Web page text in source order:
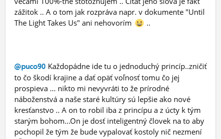
zážitok .. A o tom jak rozpráva napr. v dokumente "Until
The Light Takes Us" ani nehovorím
..
@puco90 Každopádne ide tu o jednoduchý princíp..zničiť
to čo škodí krajine a dať opäť voľnosť tomu čo jej
prospieva ... nikto mi nevyvráti to že prírodné
náboženstvá a naše staré kultúry sú lepšie ako nové
kresťanstvo .. A on to robil iba z princípu a z úcty k tým
starým bohom...On je dosť inteligentný človek na to aby
pochopil že tým že bude vypalovať kostoly nič nezmení